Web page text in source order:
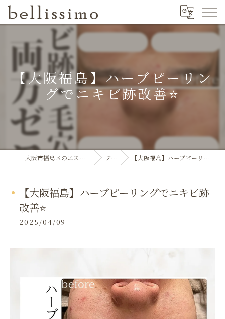
【大阪福島】ハーブピーリン
グでニキビ跡改善⭐️
大阪市福島区のエステならbellissimo ブログ 【大阪福島】ハーブピーリングでニキビ跡改善⭐️
【大阪福島】ハーブピーリングでニキビ跡
改善⭐️
2025/04/09